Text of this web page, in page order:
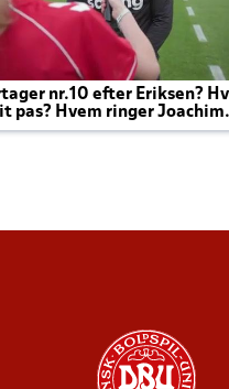
nr.10 efter Eriksen?
pas? Hvem ringer Joachim
kampe?